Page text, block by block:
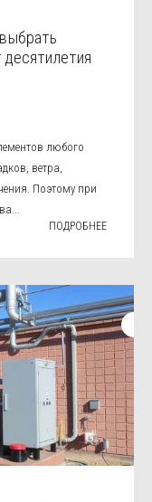
любого
ветра,
Поэтому при
ПОДРОБНЕЕ